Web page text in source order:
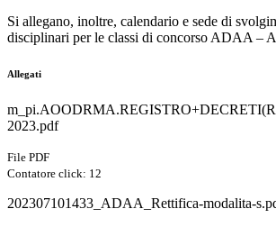
Si allegano, inoltre, calendario e sede di
disciplinari per le classi di concorso ADAA –
Allegati
2023.pdf
File PDF
Contatore click: 12
202307101433_ADAA_Rettifica-modalita-